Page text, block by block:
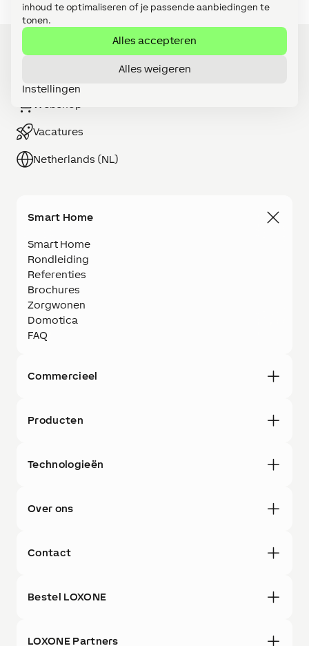
inhoud te optimaliseren of je passende aanbiedingen te
tonen.
Alles accepteren
Alles weigeren
Instellingen
Word LOXONE Partner
Vacatures
Netherlands (NL)
Smart Home
Smart Home
Rondleiding
Referenties
Brochures
Zorgwonen
Domotica
FAQ
Commercieel
Producten
Technologieën
Over ons
Contact
Bestel LOXONE
LOXONE Partners